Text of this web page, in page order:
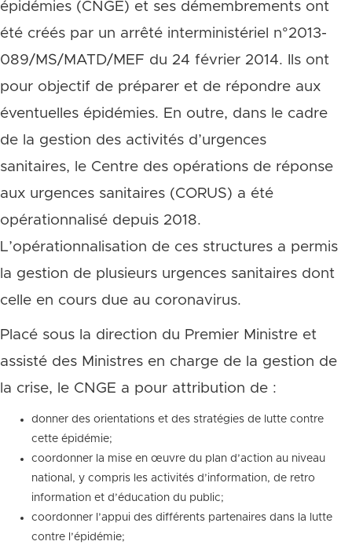
épidémies (CNGE) et ses démembrements ont
été créés par un arrêté interministériel n°2013-
089/MS/MATD/MEF du 24 février 2014. Ils ont
pour objectif de préparer et de répondre aux
éventuelles épidémies. En outre, dans le cadre
de la gestion des activités d’urgences
sanitaires, le Centre des opérations de réponse
aux urgences sanitaires (CORUS) a été
opérationnalisé depuis 2018.
L’opérationnalisation de ces structures a permis
la gestion de plusieurs urgences sanitaires dont
celle en cours due au coronavirus.
Placé sous la direction du Premier Ministre et
assisté des Ministres en charge de la gestion de
la crise, le CNGE a pour attribution de :
donner des orientations et des stratégies de lutte contre
cette épidémie;
coordonner la mise en œuvre du plan d’action au niveau
national, y compris les activités d’information, de retro
information et d’éducation du public;
coordonner l’appui des différents partenaires dans la lutte
contre l’épidémie;